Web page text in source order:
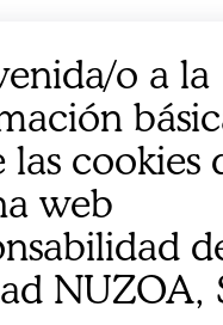
o a la
las cookies
web
NUZOA,